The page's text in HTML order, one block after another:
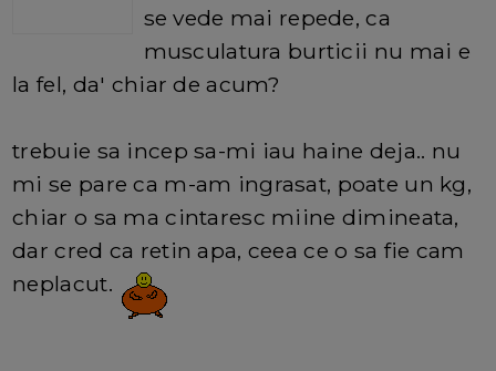
se vede mai repede, ca
musculatura burticii nu mai e
la fel, da' chiar de acum?
trebuie sa incep sa-mi iau haine deja.. nu
mi se pare ca m-am ingrasat, poate un kg,
chiar o sa ma cintaresc miine dimineata,
dar cred ca retin apa, ceea ce o sa fie cam
neplacut.